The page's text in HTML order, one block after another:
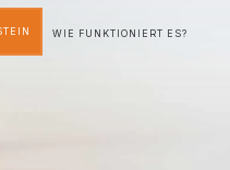
WIE FUNKTIONIERT ES?